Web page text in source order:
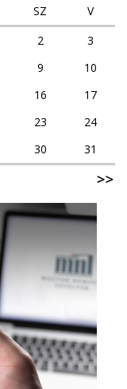
SZ
V
2
3
9
10
16
17
23
24
30
31